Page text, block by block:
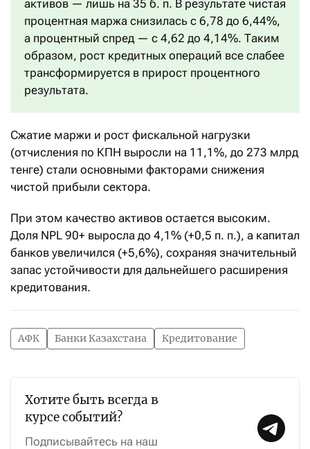
активов — лишь на 35 б. п. В результате чистая
процентная маржа снизилась с 6,78 до 6,44%,
а процентный спред — с 4,62 до 4,14%. Таким
образом, рост кредитных операций все слабее
трансформируется в прирост процентного
результата.
Сжатие маржи и рост фискальной нагрузки
(отчисления по КПН выросли на 11,1%, до 273 млрд
тенге) стали основными факторами снижения
чистой прибыли сектора.
При этом качество активов остается высоким.
Доля NPL 90+ выросла до 4,1% (+0,5 п. п.), а капитал
банков увеличился (+5,6%), сохраняя значительный
запас устойчивости для дальнейшего расширения
кредитования.
АФК Банки Казахстана Кредитование
Хотите быть всегда в
курсе событий?
Подписывайтесь на наш